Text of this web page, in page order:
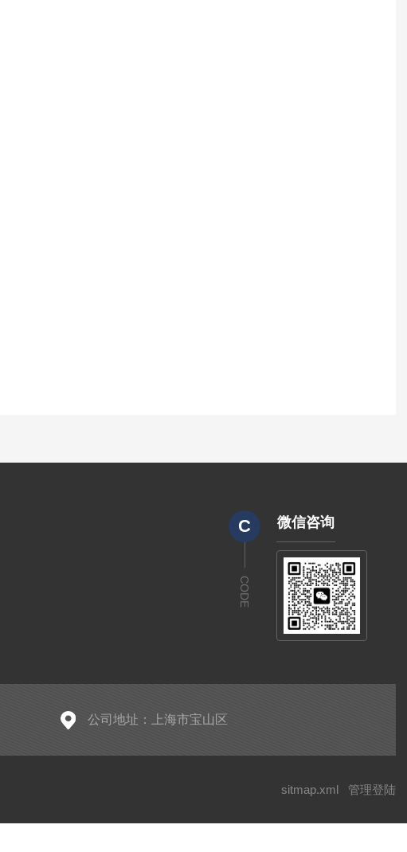
C
CODE
微信咨询
公司地址：上海市宝山区
sitmap.xml 管理登陆